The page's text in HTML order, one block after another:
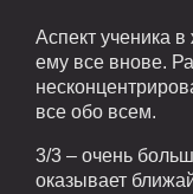
Аспект ученика
ему все внове.
все обо всем.
3/3 – очень
оказывает